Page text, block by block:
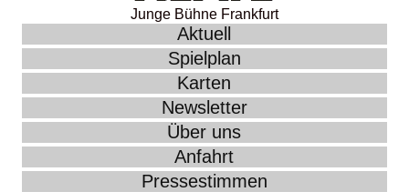
Junge Bühne Frankfurt
Aktuell
Spielplan
Karten
Newsletter
Über uns
Anfahrt
Pressestimmen